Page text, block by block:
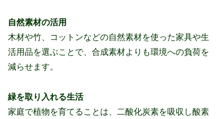
自然素材の活用
木材や竹、コットンなどの自然素材を使った家具や生
活用品を選ぶことで、合成素材よりも環境への負荷を
減らせます。
緑を取り入れる生活
家庭で植物を育てることは、二酸化炭素を吸収し酸素